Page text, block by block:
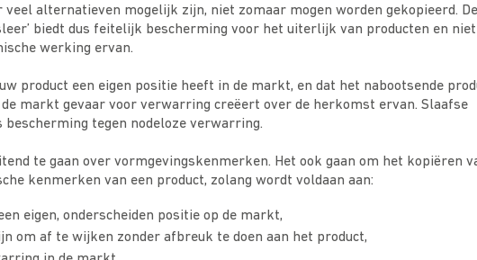
veel alternatieven mogelijk zijn, niet zomaar mogen worden gekopieerd. De
biedt dus feitelijk bescherming voor het uiterlijk van producten en niet
werking ervan.
product een eigen positie heeft in de markt, en dat het nabootsende
markt gevaar voor verwarring creëert over de herkomst ervan. Slaafse
bescherming tegen nodeloze verwarring.
te gaan over vormgevingskenmerken. Het ook gaan om het kopiëren
kenmerken van een product, zolang wordt voldaan aan:
eigen, onderscheiden positie op de markt,
om af te wijken zonder afbreuk te doen aan het product,